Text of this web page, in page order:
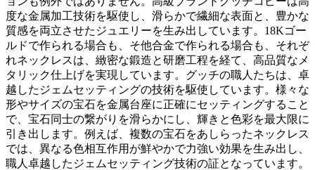
度な金属加工技術を駆使し、滑らかで繊細な表面と、豊かな
質感を両立させたジュエリーを生み出しています。18Kゴー
ルドで作られる場合も、そ他合金で作られる場合も、それぞ
れネックレスは、緻密な鍛造と研磨工程を経て、高品質なメ
タリック仕上げを実現しています。グッチの職人たちは、卓
越したジェムセッティングの技術を駆使しています。様々な
形やサイズの宝石を金属台座に正確にセッティングすること
で、宝石同士の繋がりを滑らかにし、輝きと色彩を最大限に
引き出します。例えば、複数の宝石をあしらったネックレス
では、異なる色相互作用が鮮やかで力強い効果を生み出し、
職人卓越したジェムセッティング技術の証となっています。